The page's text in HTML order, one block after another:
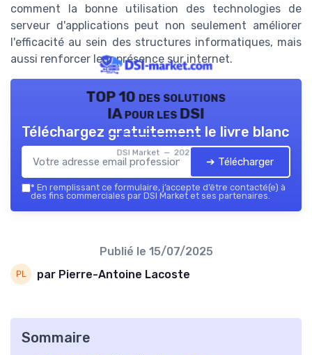
comment la bonne utilisation des technologies de
serveur d'applications peut non seulement améliorer
l'efficacité au sein des structures informatiques, mais
aussi renforcer leur présence sur internet.
TOP 10 des solutions
IA pour les DSI
DSI Market — 2026
Téléchargez gratuitement le livre blanc
➔ Télécharger
* En remplissant ce formulaire, j’accepte d’être contacté(e) à
des fins commerciales par DSI Market et ses partenaires.
Publié le 15/07/2025
par Pierre-Antoine Lacoste
Sommaire